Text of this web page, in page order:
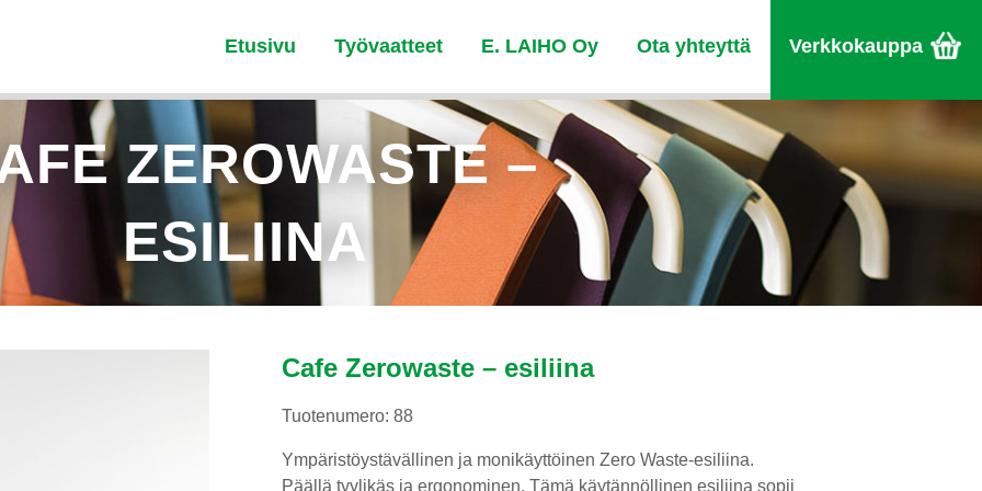
Etusivu Työvaatteet E. LAIHO Oy Ota yhteyttä Verkkokauppa
ZEROWASTE –
ESILIINA
Cafe Zerowaste – esiliina
Tuotenumero: 88
Ympäristöystävällinen ja monikäyttöinen Zero Waste-esiliina.
Päällä tyylikäs ja ergonominen. Tämä käytännöllinen esiliina sopii